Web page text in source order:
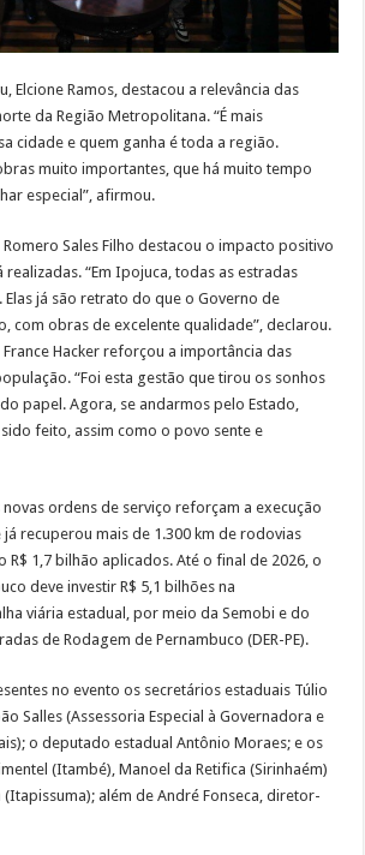
Elcione Ramos, destacou a relevância das
da Região Metropolitana. “É mais
cidade e quem ganha é toda a região.
muito importantes, que há muito tempo
especial”, afirmou.
Sales Filho destacou o impacto positivo
“Em Ipojuca, todas as estradas
já são retrato do que o Governo de
com obras de excelente qualidade”, declarou.
Hacker reforçou a importância das
“Foi esta gestão que tirou os sonhos
papel. Agora, se andarmos pelo Estado,
feito, assim como o povo sente e
ordens de serviço reforçam a execução
já recuperou mais de 1.300 km de rodovias
R$ 1,7 bilhão aplicados. Até o final de 2026, o
deve investir R$ 5,1 bilhões na
viária estadual, por meio da Semobi e do
de Rodagem de Pernambuco (DER-PE).
no evento os secretários estaduais Túlio
Salles (Assessoria Especial à Governadora e
o deputado estadual Antônio Moraes; e os
(Itambé), Manoel da Retifica (Sirinhaém)
(Itapissuma); além de André Fonseca, diretor-